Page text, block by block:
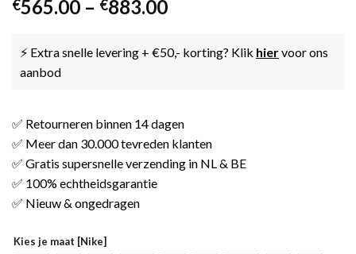
€565.00 – €883.00
⚡ Extra snelle levering + €50,- korting? Klik hiervoor ons
aanbod
✅ Retourneren binnen 14 dagen
✅ Meer dan 30.000 tevreden klanten
✅ Gratis supersnelle verzending in NL & BE
✅ 100% echtheidsgarantie
✅ Nieuw & ongedragen
Kies je maat [Nike]